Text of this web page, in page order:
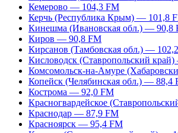
Кемерово — 104,3 FM
Керчь (Республика Крым) — 101,8
Кинешма (Ивановская обл.) — 90,8
Киров — 90,8 FM
Кирсанов (Тамбовская обл.) —
Кисловодск (Ставропольский
Комсомольск-на-Амуре
Копейск (Челябинская обл.) — 88,4
Кострома — 92,0 FM
Красногвардейское
Краснодар — 87,9 FM
Красноярск — 95,4 FM